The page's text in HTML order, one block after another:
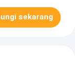
sekarang